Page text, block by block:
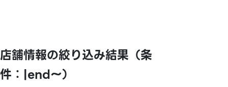
店舗情報の絞り込み結果（条
件：|end〜）